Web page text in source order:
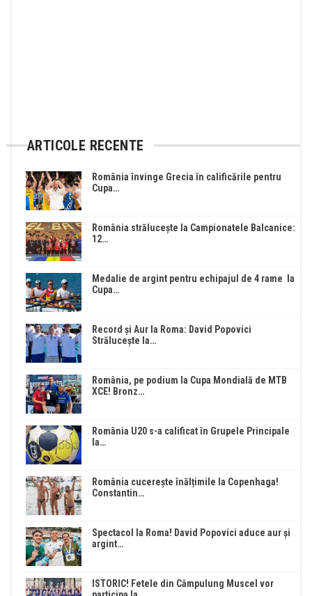
ARTICOLE RECENTE
România învinge Grecia în calificările pentru
Cupa…
România strălucește la Campionatele Balcanice:
12…
Medalie de argint pentru echipajul de 4 rame la
Cupa…
Record și Aur la Roma: David Popovici
Strălucește la…
România, pe podium la Cupa Mondială de MTB
XCE! Bronz…
România U20 s-a calificat în Grupele Principale
la…
România cucerește înălțimile la Copenhaga!
Constantin…
Spectacol la Roma! David Popovici aduce aur și
argint…
ISTORIC! Fetele din Câmpulung Muscel vor